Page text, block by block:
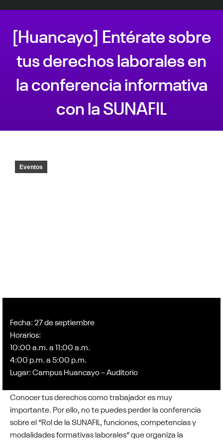
[Huancayo] Entérate sobre
tus derechos laborales en
la conferencia informativa
con la SUNAFIL
Eventos
Fecha: 27 de septiembre
Horarios:
10:00 a.m. a 11:00 a.m.
4:00 p.m. a 5:00 p.m.
Lugar: Campus Huancayo – Auditorio
Conocer tus derechos como trabajador es muy
importante. Por ello, no te puedes perder la conferencia
sobre el “Rol de la SUNAFIL, funciones, competencias y
modalidades formativas laborales” que organiza la